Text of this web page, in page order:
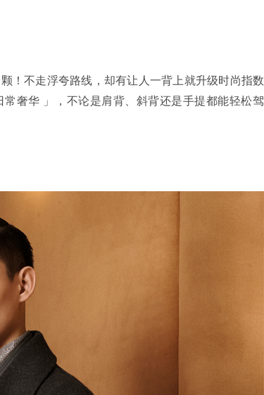
！不走浮夸路线，却有让人一背上就升级时尚指数
奢华 」，不论是肩背、斜背还是手提都能轻松驾